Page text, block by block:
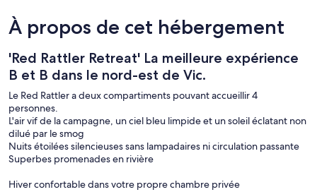
À propos de cet hébergement
'Red Rattler Retreat' La meilleure expérience
B et B dans le nord-est de Vic.
Le Red Rattler a deux compartiments pouvant accueillir 4
personnes.
L'air vif de la campagne, un ciel bleu limpide et un soleil éclatant non
dilué par le smog
Nuits étoilées silencieuses sans lampadaires ni circulation passante
Superbes promenades en rivière
Hiver confortable dans votre propre chambre privée